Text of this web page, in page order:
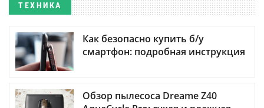
ТЕХНИКА
Как безопасно купить б/у
смартфон: подробная инструкция
Обзор пылесоса Dreame Z40